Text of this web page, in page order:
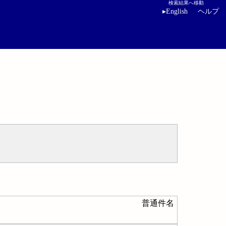
検索結果へ移動
▸English ヘルプ
普通件名